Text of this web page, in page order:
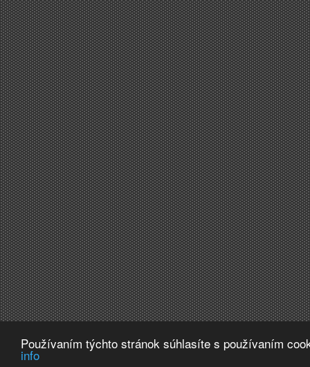
Používaním týchto stránok súhlasíte s používaním
info